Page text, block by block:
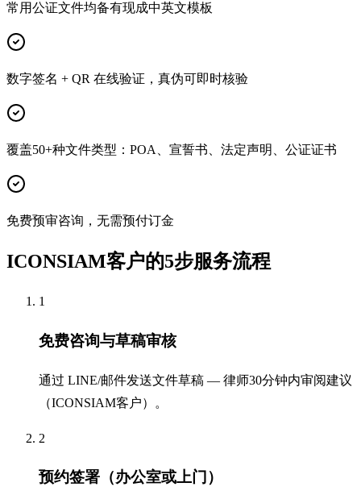
常用公证文件均备有现成中英文模板
数字签名 + QR 在线验证，真伪可即时核验
覆盖50+种文件类型：POA、宣誓书、法定声明、公证证书
免费预审咨询，无需预付订金
ICONSIAM客户的5步服务流程
1
免费咨询与草稿审核
通过 LINE/邮件发送文件草稿 — 律师30分钟内审阅建议
（ICONSIAM客户）。
2
预约签署（办公室或上门）